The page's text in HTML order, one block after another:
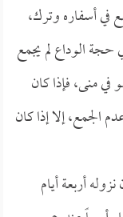
في أسفاره وترك،
حجة الوداع لم يجمع
منى، فإذا كان
الجمع، إلا إذا كان
أربعة أيام